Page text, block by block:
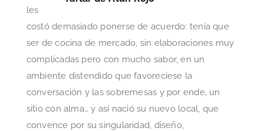
les
costó demasiado ponerse de acuerdo: tenía que
ser de cocina de mercado, sin elaboraciones muy
complicadas pero con mucho sabor, en un
ambiente distendido que favoreciese la
conversación y las sobremesas y por ende, un
sitio con alma… y así nació su nuevo local, que
convence por su singularidad, diseño,